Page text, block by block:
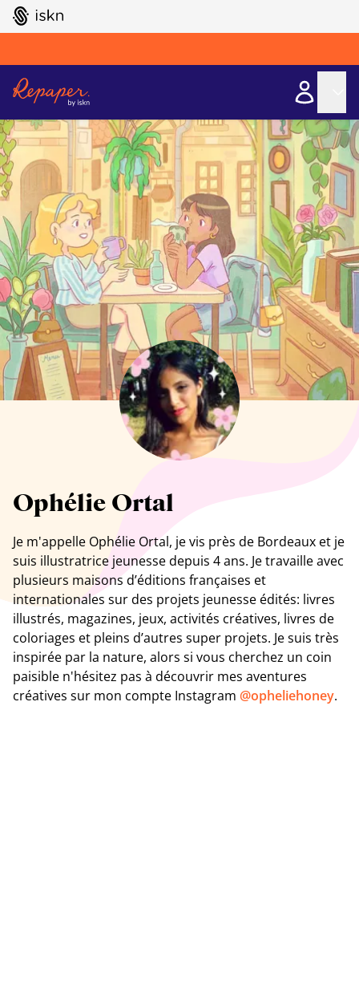
GO TO ISKN HOME
Tous les artistes
Ophélie Ortal
Je m'appelle Ophélie Ortal, je vis près de Bordeaux et je
suis illustratrice jeunesse depuis 4 ans. Je travaille avec
plusieurs maisons d’éditions françaises et
internationales sur des projets jeunesse édités: livres
illustrés, magazines, jeux, activités créatives, livres de
coloriages et pleins d’autres super projets. Je suis très
inspirée par la nature, alors si vous cherchez un coin
paisible n'hésitez pas à découvrir mes aventures
créatives sur mon compte Instagram @opheliehoney.